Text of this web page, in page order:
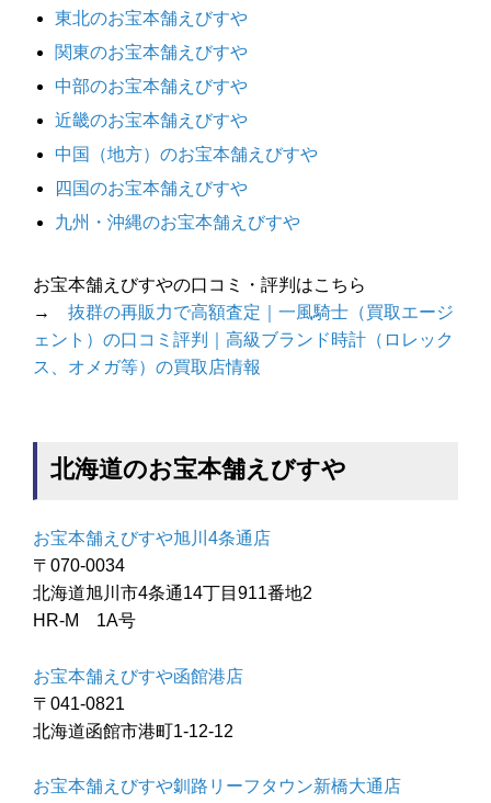
東北のお宝本舗えびすや
関東のお宝本舗えびすや
中部のお宝本舗えびすや
近畿のお宝本舗えびすや
中国（地方）のお宝本舗えびすや
四国のお宝本舗えびすや
九州・沖縄のお宝本舗えびすや
お宝本舗えびすやの口コミ・評判はこちら
→ 抜群の再販力で高額査定｜一風騎士（買取エージ
ェント）の口コミ評判｜高級ブランド時計（ロレック
ス、オメガ等）の買取店情報
北海道のお宝本舗えびすや
お宝本舗えびすや旭川4条通店
〒070-0034
北海道旭川市4条通14丁目911番地2
HR-M 1A号
お宝本舗えびすや函館港店
〒041-0821
北海道函館市港町1-12-12
お宝本舗えびすや釧路リーフタウン新橋大通店